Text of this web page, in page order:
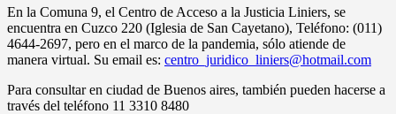
En la Comuna 9, el Centro de Acceso a la Justicia Liniers, se
encuentra en Cuzco 220 (Iglesia de San Cayetano), Teléfono: (011)
4644-2697, pero en el marco de la pandemia, sólo atiende de
manera virtual. Su email es: centro_juridico_liniers@hotmail.com
Para consultar en ciudad de Buenos aires, también pueden hacerse a
través del teléfono 11 3310 8480